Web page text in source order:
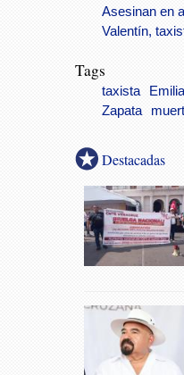
Asesinan en
Valentín,
Tags
taxista
Zapata
Destacadas